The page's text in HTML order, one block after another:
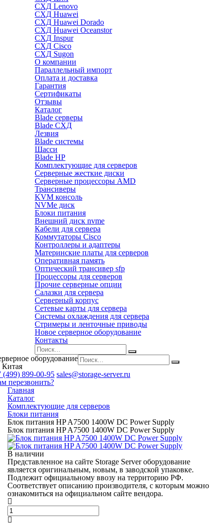
СХД Lenovo
СХД Huawei
СХД Huawei Dorado
СХД Huawei Oceanstor
СХД Inspur
СХД Cisco
СХД Sugon
О компании
Параллельный импорт
Оплата и доставка
Гарантия
Сертификаты
Отзывы
Каталог
Blade серверы
Blade СХД
Лезвия
Blade системы
Шасси
Blade HP
Комплектующие для серверов
Серверные жесткие диски
Серверные процессоры AMD
Трансиверы
KVM консоль
NVMe диск
Блоки питания
Внешний диск nvme
Кабели для сервера
Коммутаторы Cisco
Контроллеры и адаптеры
Материнские платы для серверов
Оперативная память
Оптический трансивер sfp
Процессоры для серверов
Прочие серверные опции
Салазки для сервера
Серверный корпус
Сетевые карты для сервера
Системы охлаждения для сервера
Стримеры и ленточные приводы
Новое серверное оборудование
Контакты
оборудование
Китая
(499) 899-00-95 sales@storage-server.ru
перезвонить?
Главная
Каталог
Комплектующие для серверов
Блоки питания
Блок питания HP A7500 1400W DC Power Supply
Блок питания HP A7500 1400W DC Power Supply
В наличии
Представленное на сайте Storage Server оборудование
является оригинальным, новым, в заводской упаковке.
Подлежит официальному ввозу на территорию РФ.
Соответствует описанию производителя, с которым можно
ознакомиться на официальном сайте вендора.